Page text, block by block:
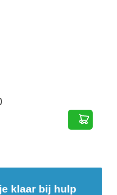
klaar bij hulp